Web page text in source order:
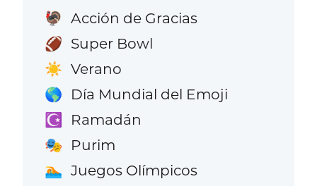
🦃 Acción de Gracias
🏈 Super Bowl
☀️ Verano
🌎 Día Mundial del Emoji
☪️ Ramadán
🎭 Purim
🏊 Juegos Olímpicos